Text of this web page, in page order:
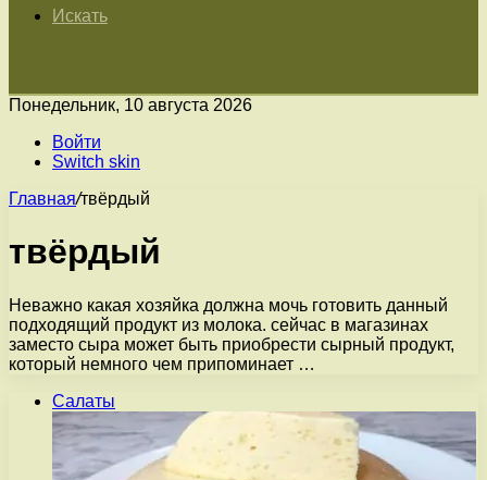
Искать
Понедельник, 10 августа 2026
Войти
Switch skin
Главная/твёрдый
твёрдый
Неважно какая хозяйка должна мочь готовить данный
подходящий продукт из молока. сейчас в магазинах
заместо сыра может быть приобрести сырный продукт,
который немного чем припоминает …
Салаты